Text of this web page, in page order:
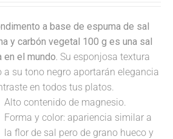
a base de espuma de sal
y carbón vegetal 100 g es una sal
en el mundo. Su esponjosa textura
a su tono negro aportarán elegancia
en todos tus platos.
Alto contenido de magnesio.
Forma y color: apariencia similar a
la flor de sal pero de grano hueco y